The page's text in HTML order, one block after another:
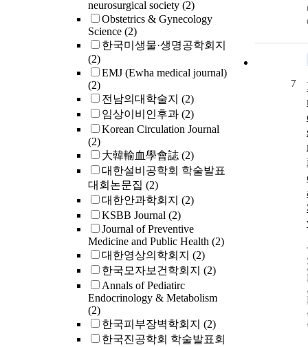
neurosurgical society (2)
Obstetrics & Gynecology
Science (2)
한국미생물·생명공학회지
(2)
EMJ (Ewha medical journal)
(2)
전남의대학술지 (2)
임상이비인후과 (2)
Korean Circulation Journal
(2)
大韓輸血學會誌 (2)
대한설비공학회 학술발표
대회논문집 (2)
대한안과학회지 (2)
KSBB Journal (2)
Journal of Preventive
Medicine and Public Health (2)
대한영상의학회지 (2)
한국모자보건학회지 (2)
Annals of Pediatirc
Endocrinology & Metabolism
(2)
한국피부장벽학회지 (2)
한국진공학회 학술발표회
7